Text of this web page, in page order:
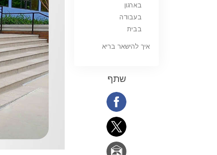
בארגון
בעבודה
בבית
איך להישאר בריא
שתף